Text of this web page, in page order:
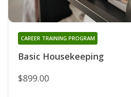
Basic Housekeeping
CAREER TRAINING PROGRAM
$899.00